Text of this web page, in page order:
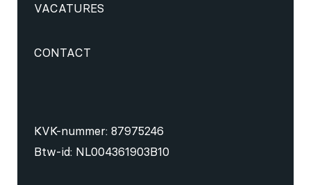
VACATURES
CONTACT
KVK-nummer: 87975246
Btw-id: NL004361903B10